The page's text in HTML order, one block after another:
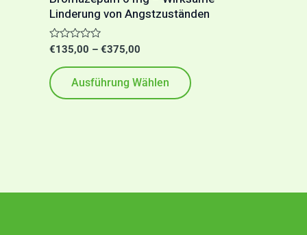
Linderung von Angstzuständen
Bewertet
von
5
€135,00 – €375,00
Ausführung Wählen
Produktseite